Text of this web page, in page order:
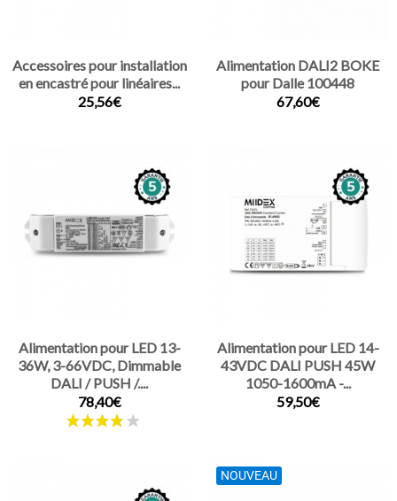
Accessoires pour installation
en encastré pour linéaires...
25,56€
Alimentation DALI2 BOKE
pour Dalle 100448
67,60€
Alimentation pour LED 13-
36W, 3-66VDC, Dimmable
DALI / PUSH /....
78,40€
Alimentation pour LED 14-
43VDC DALI PUSH 45W
1050-1600mA -...
59,50€
NOUVEAU